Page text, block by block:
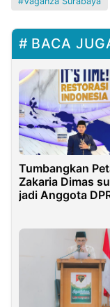
BACA
Tumbangkan
Zakaria Dimas
jadi Anggota